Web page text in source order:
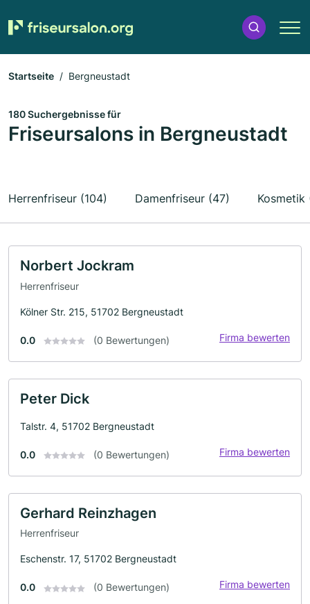
Startseite Bergneustadt
180 Suchergebnisse für
Friseursalons in Bergneustadt
Herrenfriseur (104) Damenfriseur (47) Kosmetik
Norbert Jockram
Herrenfriseur
Kölner Str. 215, 51702 Bergneustadt
0.0 (0 Bewertungen) Firma bewerten
Peter Dick
Talstr. 4, 51702 Bergneustadt
0.0 (0 Bewertungen) Firma bewerten
Gerhard Reinzhagen
Herrenfriseur
Eschenstr. 17, 51702 Bergneustadt
0.0 (0 Bewertungen) Firma bewerten